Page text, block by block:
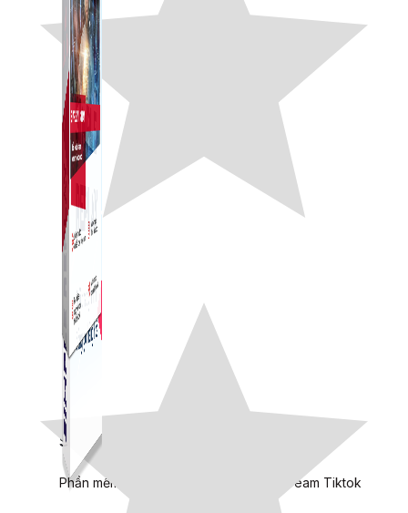
Simple Live
Phần mềm tạo kịch bản bình luận livestream Tiktok